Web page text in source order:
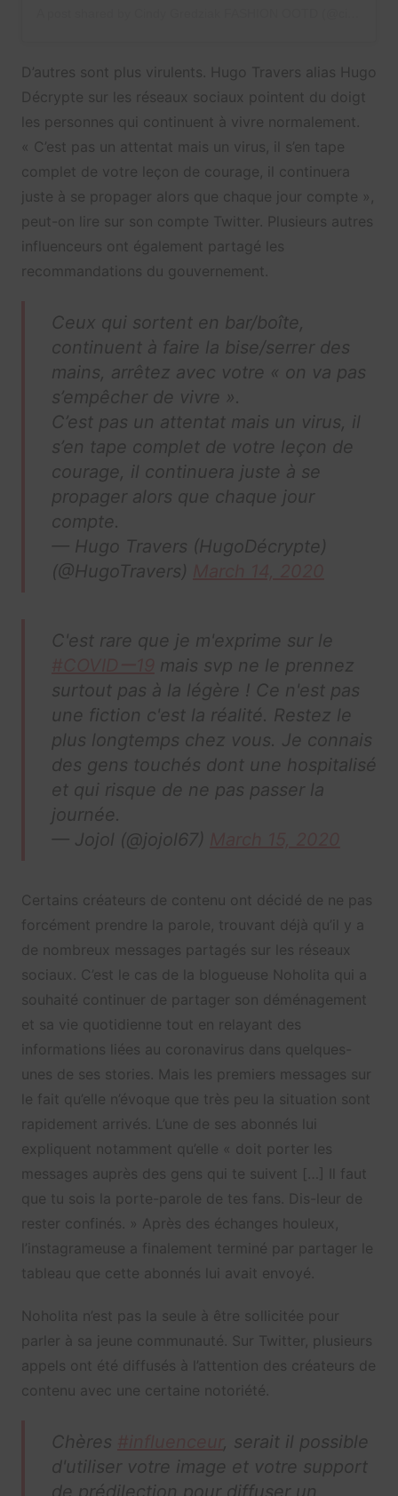
D’autres sont plus virulents. Hugo Travers alias Hugo
Décrypte sur les réseaux sociaux pointent du doigt
les personnes qui continuent à vivre normalement.
« C’est pas un attentat mais un virus, il s’en tape
complet de votre leçon de courage, il continuera
juste à se propager alors que chaque jour compte »,
peut-on lire sur son compte Twitter. Plusieurs autres
influenceurs ont également partagé les
recommandations du gouvernement.
Ceux qui sortent en bar/boîte,
continuent à faire la bise/serrer des
mains, arrêtez avec votre « on va pas
s’empêcher de vivre ».
C’est pas un attentat mais un virus, il
s’en tape complet de votre leçon de
courage, il continuera juste à se
propager alors que chaque jour
compte.
— Hugo Travers (HugoDécrypte)
(@HugoTravers)
C'est rare que je m'exprime sur le
mais svp ne le prennez
surtout pas à la légère ! Ce n'est pas
une fiction c'est la réalité. Restez le
plus longtemps chez vous. Je connais
des gens touchés dont une hospitalisé
et qui risque de ne pas passer la
journée.
— Jojol (@jojol67)
Certains créateurs de contenu ont décidé de ne pas
forcément prendre la parole, trouvant déjà qu’il y a
de nombreux messages partagés sur les réseaux
sociaux. C’est le cas de la blogueuse Noholita qui a
souhaité continuer de partager son déménagement
et sa vie quotidienne tout en relayant des
informations liées au coronavirus dans quelques-
unes de ses stories. Mais les premiers messages sur
le fait qu’elle n’évoque que très peu la situation sont
rapidement arrivés. L’une de ses abonnés lui
expliquent notamment qu’elle « doit porter les
messages auprès des gens qui te suivent […] Il faut
que tu sois la porte-parole de tes fans. Dis-leur de
rester confinés. » Après des échanges houleux,
l’instagrameuse a finalement terminé par partager le
tableau que cette abonnés lui avait envoyé.
Noholita n’est pas la seule à être sollicitée pour
parler à sa jeune communauté. Sur Twitter, plusieurs
appels ont été diffusés à l’attention des créateurs de
contenu avec une certaine notoriété.
Chères
, serait il possible
d'utiliser votre image et votre support
de prédilection pour diffuser un